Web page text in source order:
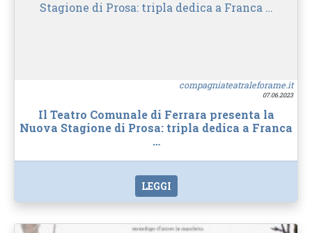
compagniateatraleforame.it
07.06.2023
Il Teatro Comunale di Ferrara presenta la
Nuova Stagione di Prosa: tripla dedica a Franca
…
LEGGI